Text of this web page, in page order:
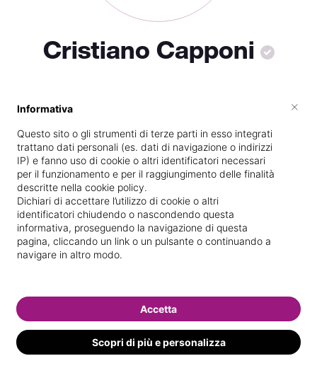
Cristiano Capponi
Specializzata inMassaggi del
benessere
Vedi le informazioni di Cristiano
Informativa
Questo sito o gli strumenti di terze parti in esso integrati
trattano dati personali (es. dati di navigazione o indirizzi
IP) e fanno uso di cookie o altri identificatori necessari
per il funzionamento e per il raggiungimento delle finalità
descritte nella cookie policy.
Dichiari di accettare l’utilizzo di cookie o altri
identificatori chiudendo o nascondendo questa
informativa, proseguendo la navigazione di questa
pagina, cliccando un link o un pulsante o continuando a
navigare in altro modo.
Scopri di più e personalizza
Accetta
×